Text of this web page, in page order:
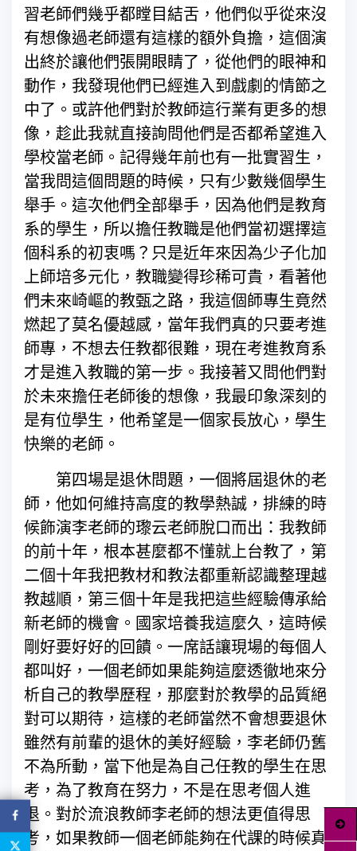
習老師們幾乎都瞠目結舌，他們似乎從來沒
有想像過老師還有這樣的額外負擔，這個演
出終於讓他們張開眼睛了，從他們的眼神和
動作，我發現他們已經進入到戲劇的情節之
中了。或許他們對於教師這行業有更多的想
像，趁此我就直接詢問他們是否都希望進入
學校當老師。記得幾年前也有一批實習生，
當我問這個問題的時候，只有少數幾個學生
舉手。這次他們全部舉手，因為他們是教育
系的學生，所以擔任教職是他們當初選擇這
個科系的初衷嗎？只是近年來因為少子化加
上師培多元化，教職變得珍稀可貴，看著他
們未來崎嶇的教甄之路，我這個師專生竟然
燃起了莫名優越感，當年我們真的只要考進
師專，不想去任教都很難，現在考進教育系
才是進入教職的第一步。我接著又問他們對
於未來擔任老師後的想像，我最印象深刻的
是有位學生，他希望是一個家長放心，學生
快樂的老師。
第四場是退休問題，一個將屆退休的老
師，他如何維持高度的教學熱誠，排練的時
候飾演李老師的瓈云老師脫口而出：我教師
的前十年，根本甚麼都不懂就上台教了，第
二個十年我把教材和教法都重新認識整理越
教越順，第三個十年是我把這些經驗傳承給
新老師的機會。國家培養我這麼久，這時候
剛好要好好的回饋。一席話讓現場的每個人
都叫好，一個老師如果能夠這麼透徹地來分
析自己的教學歷程，那麼對於教學的品質絕
對可以期待，這樣的老師當然不會想要退休
雖然有前輩的退休的美好經驗，李老師仍舊
不為所動，當下他是為自己任教的學生在思
考，為了教育在努力，不是在思考個人進
退。對於流浪教師李老師的想法更值得思
考，如果教師一個老師能夠在代課的時候真